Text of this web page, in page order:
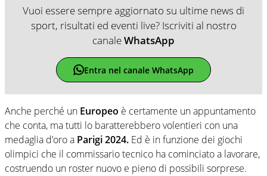
Vuoi essere sempre aggiornato su ultime news di
sport, risultati ed eventi live? Iscriviti al nostro
canaleWhatsApp
Entra nel canale WhatsApp
Anche perché un Europeo è certamente un appuntamento
che conta, ma tutti lo baratterebbero volentieri con una
medaglia d’oro a Parigi 2024. Ed è in funzione dei giochi
olimpici che il commissario tecnico ha cominciato a lavorare,
costruendo un roster nuovo e pieno di possibili sorprese.